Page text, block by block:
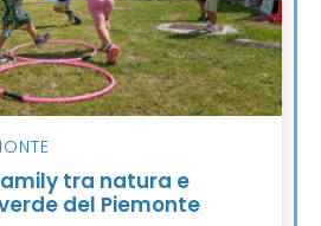
tra natura e
del Piemonte